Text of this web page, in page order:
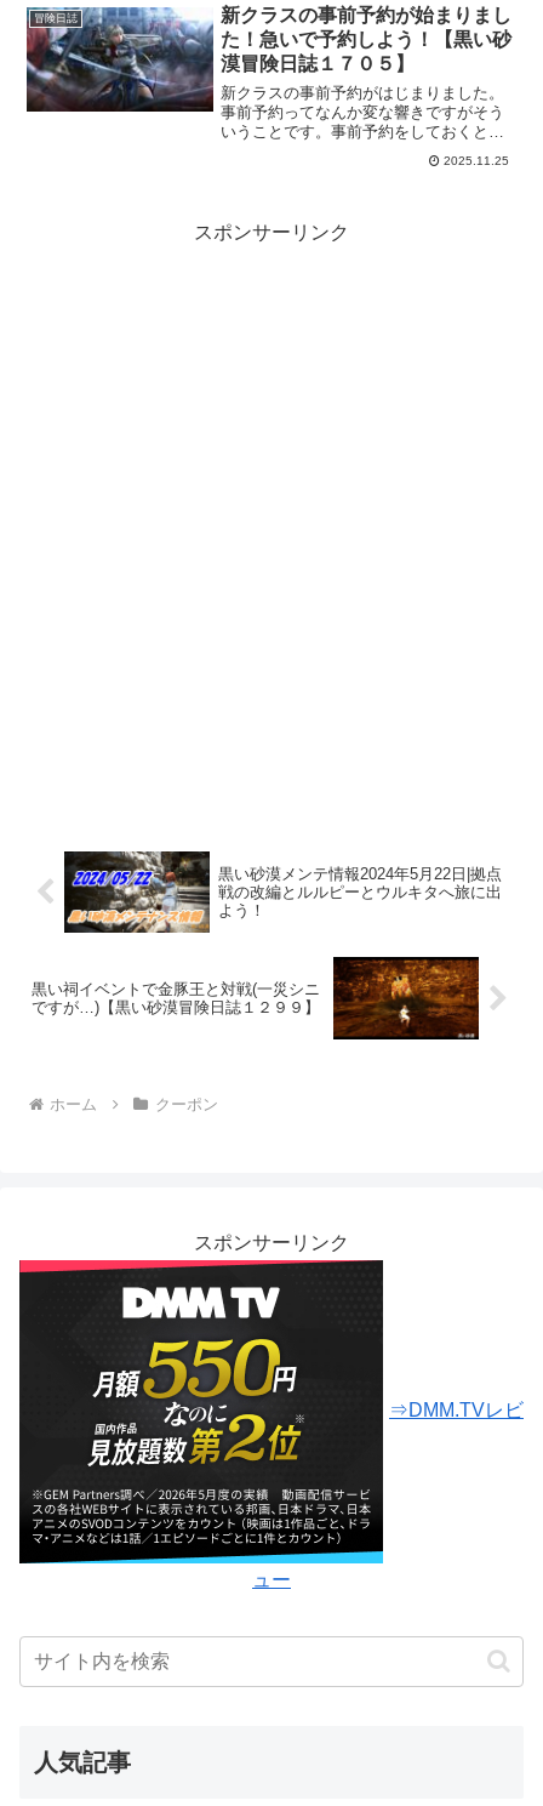
に届いたら期限も確認しておくといいで
すよー。
冒険日誌
新クラスの事前予約が始まりまし
た！急いで予約しよう！【黒い砂
漠冒険日誌１７０５】
新クラスの事前予約がはじまりました。
事前予約ってなんか変な響きですがそう
いうことです。事前予約をしておくとク
ーポンがもらえるので、実装前にサクッ
2025.11.25
スポンサーリンク
黒い砂漠メンテ情報2024年5月22日|拠点
戦の改編とルルピーとウルキタへ旅に出
よう！
黒い祠イベントで金豚王と対戦(一災シニ
ですが…)【黒い砂漠冒険日誌１２９９】
ホーム クーポン
スポンサーリンク
⇒DMM.TVレビ
ュー
人気記事